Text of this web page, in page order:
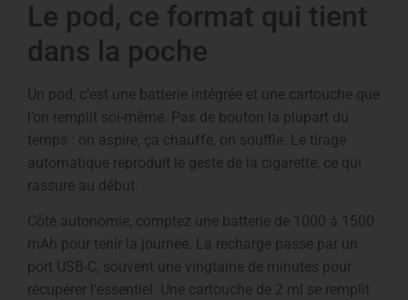
Le pod, ce format qui tient
dans la poche
Un pod, c’est une batterie intégrée et une cartouche que
l’on remplit soi-même. Pas de bouton la plupart du
temps : on aspire, ça chauffe, on souffle. Le tirage
automatique reproduit le geste de la cigarette, ce qui
rassure au début.
Côté autonomie, comptez une batterie de 1000 à 1500
mAh pour tenir la journée. La recharge passe par un
port USB-C, souvent une vingtaine de minutes pour
récupérer l’essentiel. Une cartouche de 2 ml se remplit